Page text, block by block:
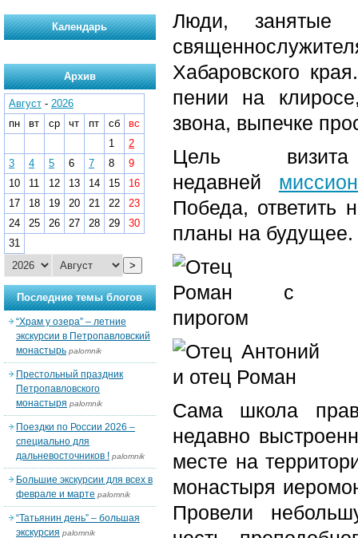
Люди, занятые
Хабаровского
пении на
звона, выпечке
Цель
недавней
Победа, ответить
планы на будущее.
Сама школа
недавно
месте на
монастыря
Провели
Календарь
Архив
Август - 2026
пн
вт ср чт пт сб
вс
1
2
3
4 5 6 7 8
9
10
11 12 13 14 15
16
17
18 19 20 21 22
23
24
25 26 27 28 29
30
31
>
Последние темы блогов
“Храм у озера” – летние
экскурсии в Петропавловский
монастырь palomnik
Престольный праздник
Петропавловского
монастыря palomnik
Поездки по России 2026 –
специально для
дальневосточников ! palomnik
Большие экскурсии для всех в
феврале и марте palomnik
“Татьянин день” – большая
экскурсия palomnik